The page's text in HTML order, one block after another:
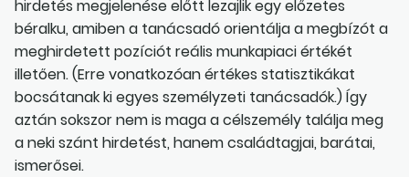
hirdetés megjelenése előtt lezajlik egy előzetes
béralku, amiben a tanácsadó orientálja a megbízót a
meghirdetett pozíciót reális munkapiaci értékét
illetően. (Erre vonatkozóan értékes statisztikákat
bocsátanak ki egyes személyzeti tanácsadók.) Így
aztán sokszor nem is maga a célszemély találja meg
a neki szánt hirdetést, hanem családtagjai, barátai,
ismerősei.